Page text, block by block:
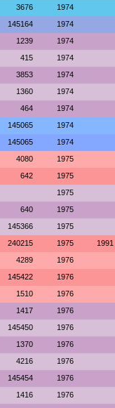
3676 1974
145164 1974
1239 1974
415 1974
3853 1974
1360 1974
464 1974
145065 1974
145065 1974
4080 1975
642 1975
1975
640 1975
145366 1975
240215 1975 1991
4289 1976
145422 1976
1510 1976
1417 1976
145450 1976
1370 1976
4216 1976
145454 1976
1416 1976